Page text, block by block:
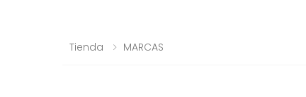
Tienda MARCAS